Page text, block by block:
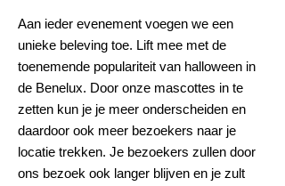
Aan ieder evenement voegen we een
unieke beleving toe. Lift mee met de
toenemende populariteit van halloween in
de Benelux. Door onze mascottes in te
zetten kun je je meer onderscheiden en
daardoor ook meer bezoekers naar je
locatie trekken. Je bezoekers zullen door
ons bezoek ook langer blijven en je zult